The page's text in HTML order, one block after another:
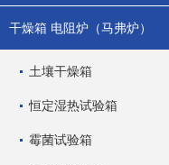
干燥箱 电阻炉（马弗炉）
土壤干燥箱
恒定湿热试验箱
霉菌试验箱